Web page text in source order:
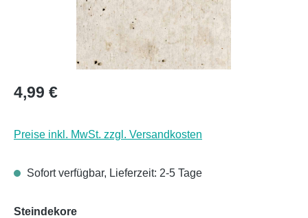
Regulärer Preis:
4,99 €
Preise inkl. MwSt. zzgl. Versandkosten
Sofort verfügbar, Lieferzeit: 2-5 Tage
Steindekoreauswählen